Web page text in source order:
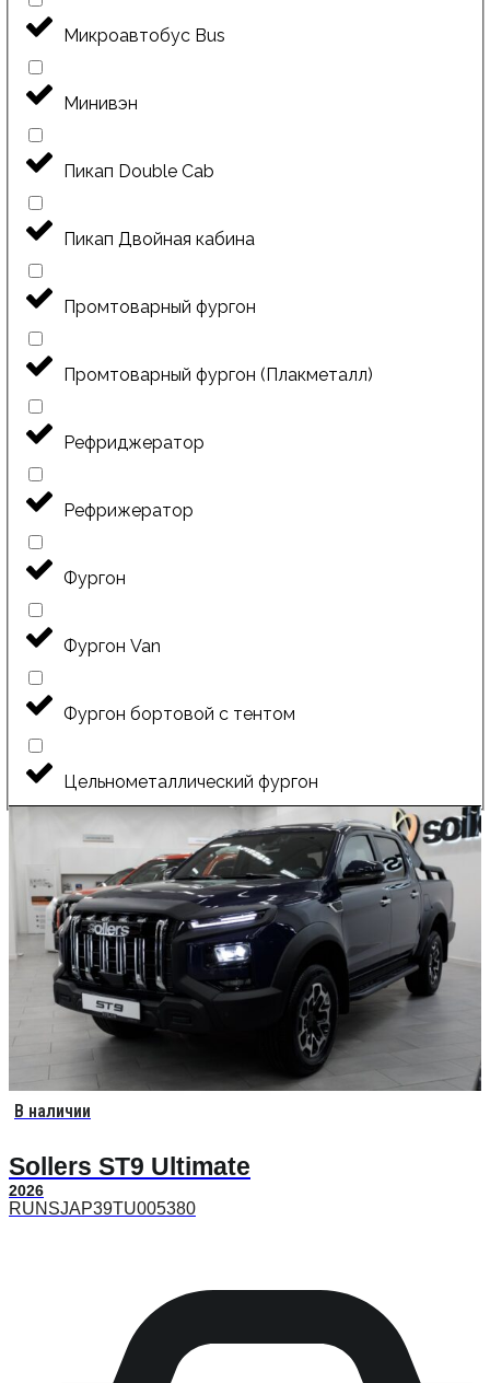
Микроавтобус Bus
Минивэн
Пикап Double Cab
Пикап Двойная кабина
Промтоварный фургон
Промтоварный фургон (Плакметалл)
Рефриджератор
Рефрижератор
Фургон
Фургон Van
Фургон бортовой с тентом
Цельнометаллический фургон
В наличии
Sollers ST9 Ultimate
2026
RUNSJAP39TU005380